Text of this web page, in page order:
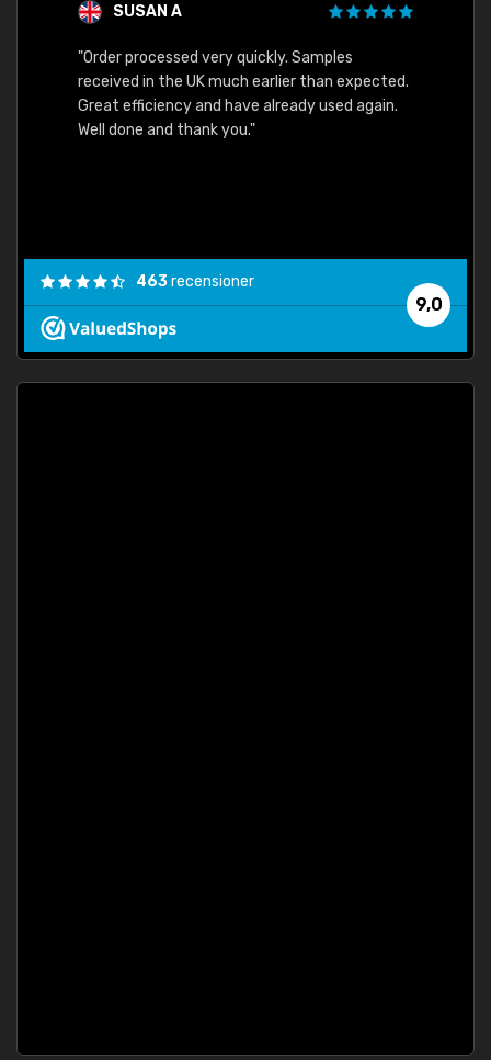
SUSAN A
"Order processed very quickly. Samples
received in the UK much earlier than expected.
Great efficiency and have already used again.
Well done and thank you."
9,0
463recensioner